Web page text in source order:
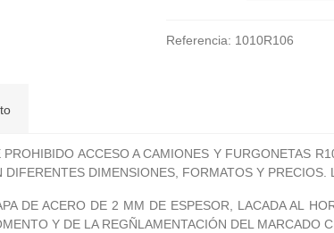
Referencia: 1010R106
ACCESO A CAMIONES Y FURGONETAS
DIMENSIONES, FORMATOS Y
DE ACERO DE 2 MM DE ESPESOR, LACADA AL
Y DE LA REGÑLAMENTACIÓN DEL MARCADO